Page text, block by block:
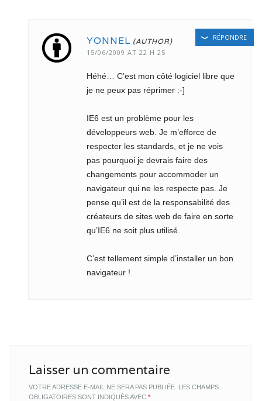
YONNEL
15/06/2009 AT 22 H 25
Héhé… C’est mon côté logiciel libre que
je ne peux pas réprimer :-]
IE6 est un problème pour les
développeurs web. Je m’efforce de
respecter les standards, et je ne vois
pas pourquoi je devrais faire des
changements pour accommoder un
navigateur qui ne les respecte pas. Je
pense qu’il est de la responsabilité des
créateurs de sites web de faire en sorte
qu’IE6 ne soit plus utilisé.
C’est tellement simple d’installer un bon
navigateur !
RÉPONDRE
Laisser un commentaire
VOTRE ADRESSE E-MAIL NE SERA PAS PUBLIÉE. LES CHAMPS
OBLIGATOIRES SONT INDIQUÉS AVEC *